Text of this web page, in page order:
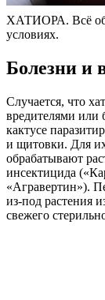
ХАТИОРА. Всё об
условиях.
Болезни и
Случается, что
вредителями или
кактусе
и щитовки. Для
обрабатывают
инсектицида
«Агравертин»).
из-под растения
свежего